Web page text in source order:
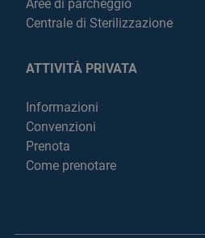
Aree di parcheggio
Centrale di Sterilizzazione
ATTIVITÀ PRIVATA
Informazioni
Convenzioni
Prenota
Come prenotare